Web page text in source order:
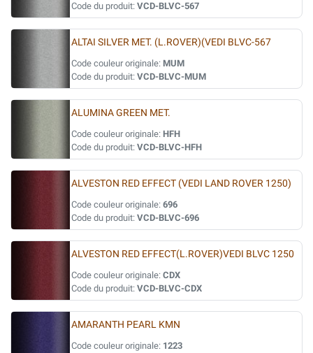
Code du produit: VCD-BLVC-567
ALTAI SILVER MET. (L.ROVER)(VEDI BLVC-567
Code couleur originale: MUM
Code du produit: VCD-BLVC-MUM
ALUMINA GREEN MET.
Code couleur originale: HFH
Code du produit: VCD-BLVC-HFH
ALVESTON RED EFFECT (VEDI LAND ROVER 1250)
Code couleur originale: 696
Code du produit: VCD-BLVC-696
ALVESTON RED EFFECT(L.ROVER)VEDI BLVC 1250
Code couleur originale: CDX
Code du produit: VCD-BLVC-CDX
AMARANTH PEARL KMN
Code couleur originale: 1223